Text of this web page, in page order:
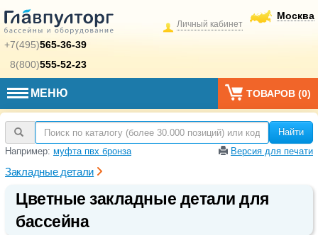
+7(495)565-36-39
8(800)555-52-23
Москва
Личный кабинет
МЕНЮ ТОВАРОВ (0)
Найти
Например: муфта пвх бронза Версия для печати
Закладные детали
Цветные закладные детали для
бассейна